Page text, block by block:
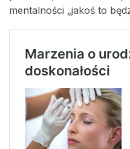
mentalności „jakoś to